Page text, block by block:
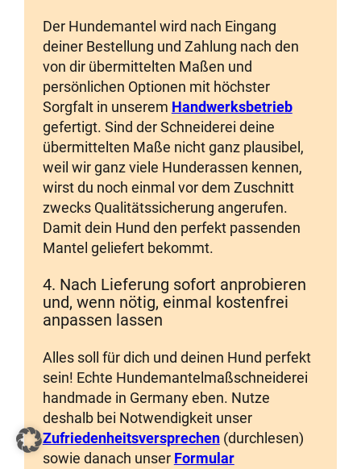
Der Hundemantel wird nach Eingang
deiner Bestellung und Zahlung nach den
von dir übermittelten Maßen und
persönlichen Optionen mit höchster
Sorgfalt in unserem Handwerksbetrieb
gefertigt. Sind der Schneiderei deine
übermittelten Maße nicht ganz plausibel,
weil wir ganz viele Hunderassen kennen,
wirst du noch einmal vor dem Zuschnitt
zwecks Qualitätssicherung angerufen.
Damit dein Hund den perfekt passenden
Mantel geliefert bekommt.
4. Nach Lieferung sofort anprobieren
und, wenn nötig, einmal kostenfrei
anpassen lassen
Alles soll für dich und deinen Hund perfekt
sein! Echte Hundemantelmaßschneiderei
handmade in Germany eben. Nutze
deshalb bei Notwendigkeit unser
Zufriedenheitsversprechen(durchlesen)
sowie danach unser Formular